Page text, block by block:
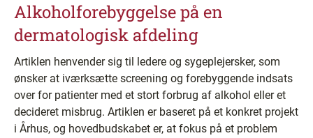
Alkoholforebyggelse på en
dermatologisk afdeling
Artiklen henvender sig til ledere og sygeplejersker, som
ønsker at iværksætte screening og forebyggende indsats
over for patienter med et stort forbrug af alkohol eller et
decideret misbrug. Artiklen er baseret på et konkret projekt
i Århus, og hovedbudskabet er, at fokus på et problem